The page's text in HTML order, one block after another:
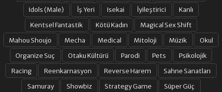
1. SEZON 29. BÖLÜM 1. SEZON 30. BÖLÜM
1. SEZON 31. BÖLÜM 1. SEZON 32. BÖLÜM
Idols (Male)
İş Yeri Isekai İyileştirici
Kanlı
Kentsel Fantastik
Kötü Kadın
Magical Sex Shift
Mahou Shoujo
Mecha Medical Mitoloji Müzik
Okul
Organize Suç
Otaku Kültürü Parodi Pets
Psikolojik
Racing
Reenkarnasyon Reverse Harem
Sahne Sanatları
Samuray
Showbiz Strategy Game
Süper Güç